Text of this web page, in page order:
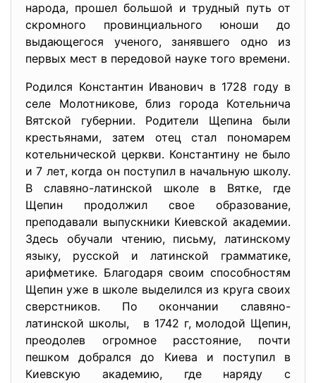
народа, прошел большой и трудный путь от
скромного провинциального юноши до
выдающегося ученого, занявшего одно из
первых мест в передовой науке того времени.
Родился Константин Иванович в 1728 году в
селе Молотникове, близ города Котельнича
Вятской губернии. Родители Щепина были
крестьянами, затем отец стал пономарем
котельнической церкви. Константину не было
и 7 лет, когда он поступил в начальную школу.
В славяно-латинской школе в Вятке, где
Щепин продолжил свое образование,
преподавали выпускники Киевской академии.
Здесь обучали чтению, письму, латинскому
языку, русской и латинской грамматике,
арифметике. Благодаря своим способностям
Щепин уже в школе выделился из круга своих
сверстников. По окончании славяно-
латинской школы, в 1742 г, молодой Щепин,
преодолев огромное расстояние, почти
пешком добрался до Киева и поступил в
Киевскую академию, где наряду с